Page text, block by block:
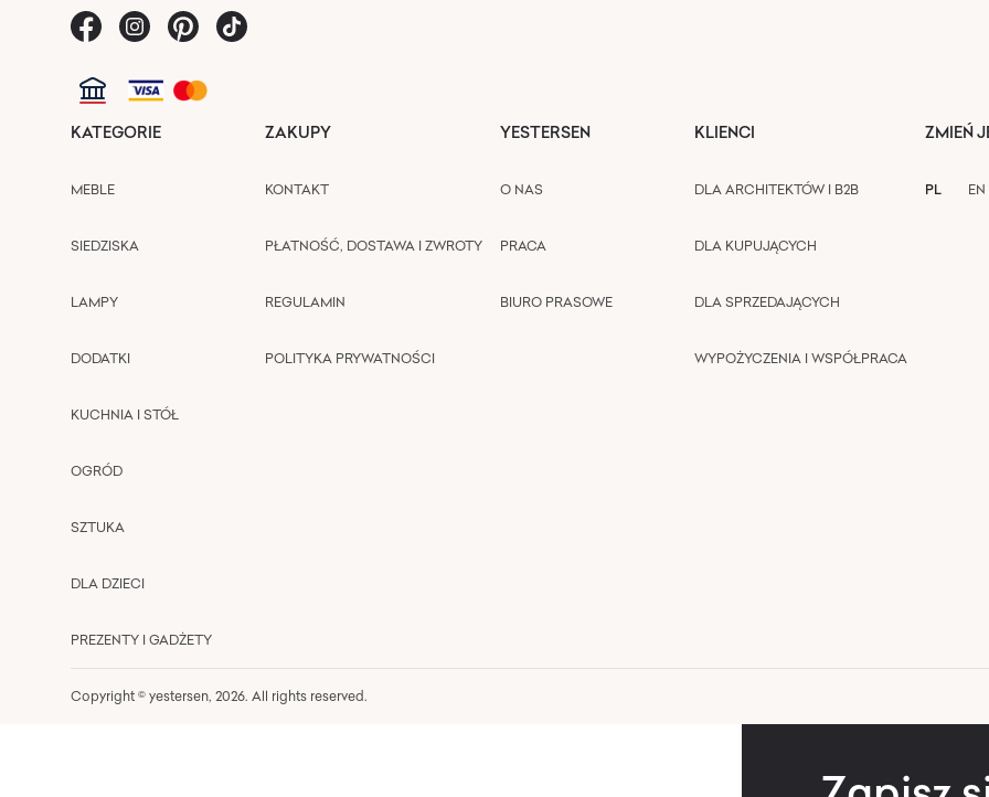
KATEGORIE
MEBLE
SIEDZISKA
LAMPY
DODATKI
KUCHNIA I STÓŁ
OGRÓD
SZTUKA
DLA DZIECI
PREZENTY I GADŻETY
ZAKUPY
KONTAKT
PŁATNOŚĆ, DOSTAWA I ZWROTY
REGULAMIN
POLITYKA PRYWATNOŚCI
YESTERSEN
O NAS
PRACA
BIURO PRASOWE
KLIENCI
DLA ARCHITEKTÓW I B2B
DLA KUPUJĄCYCH
DLA SPRZEDAJĄCYCH
WYPOŻYCZENIA I WSPÓŁPRACA
ZMIEŃ
PL EN
Copyright © yestersen, 2026. All rights reserved.